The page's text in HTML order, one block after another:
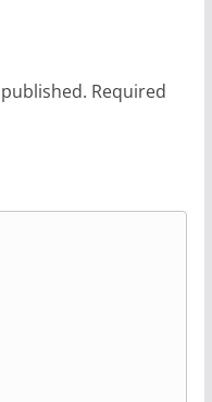
Required